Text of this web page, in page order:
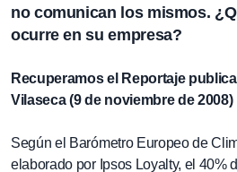
no comunican los mismos.
ocurre en su empresa?
Recuperamos el Reportaje
Vilaseca (9 de noviembre de 2008)
Según el Barómetro Europeo de
elaborado por Ipsos Loyalty, el 40%